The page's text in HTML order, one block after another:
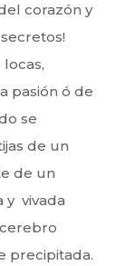
corazón y
locas,
pasión ó de
se
de un
de un
y vivada
precipitada.